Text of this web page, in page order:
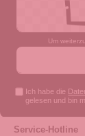
Um
Ich habe die
gelesen und bin
Service-Hotline